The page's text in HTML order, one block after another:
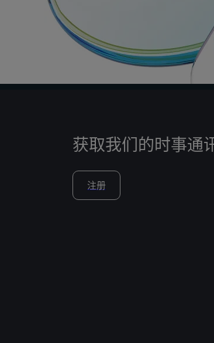
获取我们的时事通
注册